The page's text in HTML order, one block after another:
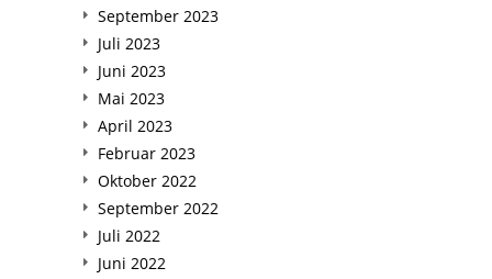
September 2023
Juli 2023
Juni 2023
Mai 2023
April 2023
Februar 2023
Oktober 2022
September 2022
Juli 2022
Juni 2022